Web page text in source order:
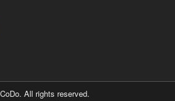
All rights reserved.